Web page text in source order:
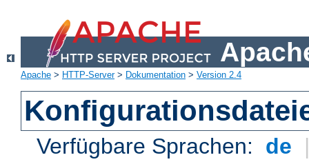
Apache > HTTP-Server> Dokumentation > Version 2.4
Verfügbare Sprachen: de